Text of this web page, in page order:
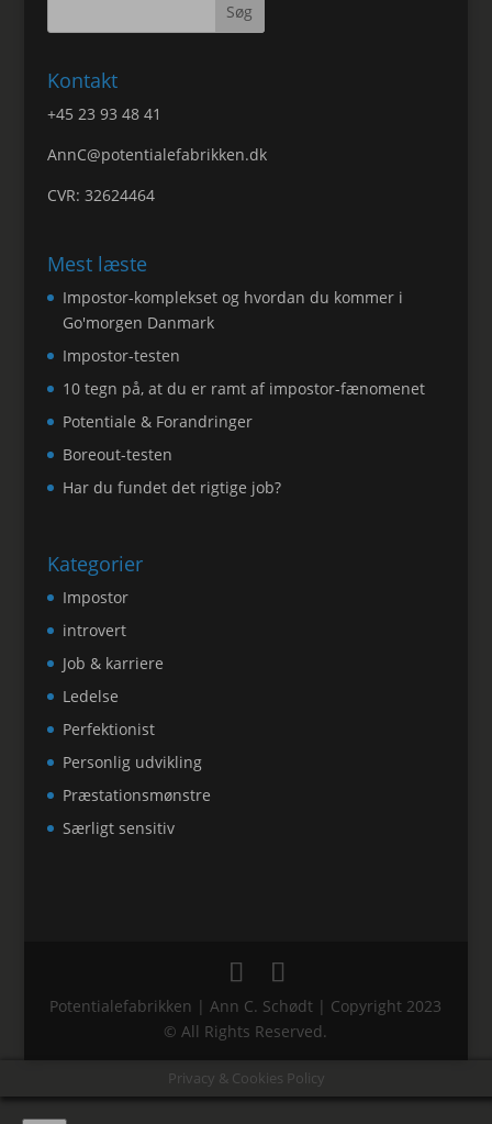
Kontakt
+45 23 93 48 41
AnnC@potentialefabrikken.dk
CVR: 32624464
Mest læste
Impostor-komplekset og hvordan du kommer i
Go'morgen Danmark
Impostor-testen
10 tegn på, at du er ramt af impostor-fænomenet
Potentiale & Forandringer
Boreout-testen
Har du fundet det rigtige job?
Kategorier
Impostor
introvert
Job & karriere
Ledelse
Perfektionist
Personlig udvikling
Præstationsmønstre
Særligt sensitiv
Potentialefabrikken | Ann C. Schødt | Copyright 2023
© All Rights Reserved.
Privacy & Cookies Policy